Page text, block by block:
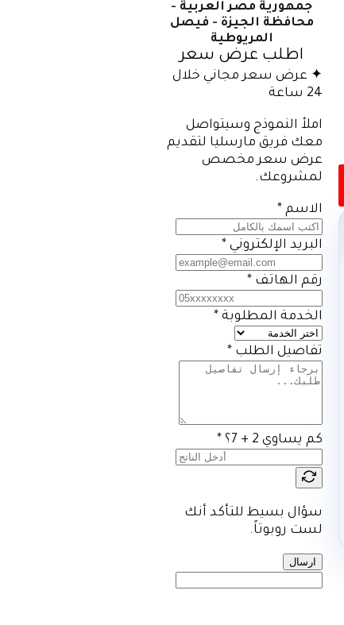
جمهورية مصر العربية -
محافظة الجيزة - فيصل
المريوطية
اطلب عرض سعر
✦ عرض سعر مجاني خلال
24 ساعة
املأ النموذج وسيتواصل
معك فريق مارسليا لتقديم
عرض سعر مخصص
لمشروعك.
الاسم *
البريد الإلكتروني *
رقم الهاتف *
الخدمة المطلوبة *
تفاصيل الطلب *
كم يساوي 2 + 7؟ *
سؤال بسيط للتأكد أنك
لست روبوتاً.
ارسال